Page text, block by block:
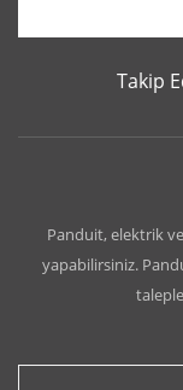
Takip
Panduit, elektrik
yapabilirsiniz.